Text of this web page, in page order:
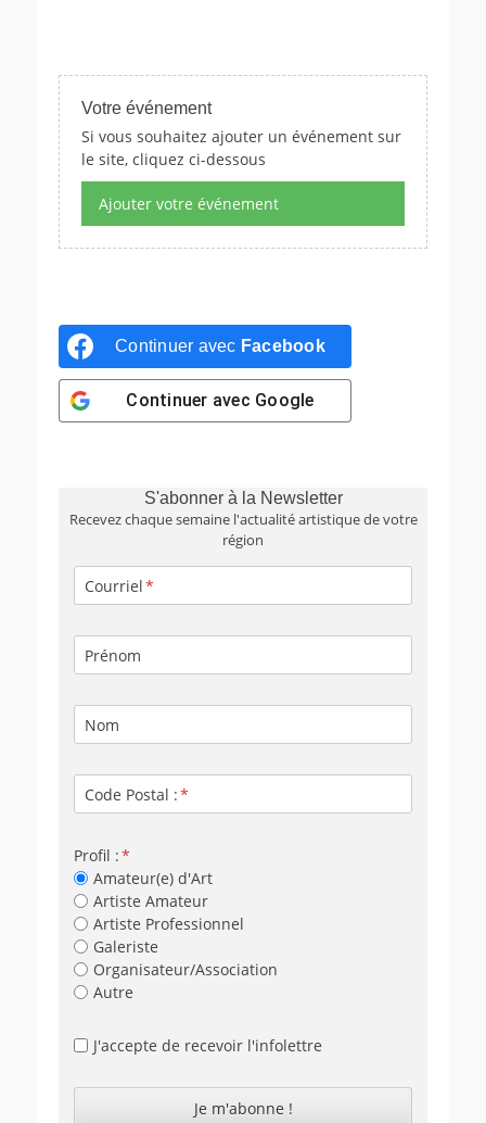
Votre événement
Si vous souhaitez ajouter un événement sur
le site, cliquez ci-dessous
Ajouter votre événement
Continuer avec Facebook
Continuer avec Google
S'abonner à la Newsletter
Recevez chaque semaine l'actualité artistique de votre
région
Courriel
Prénom
Nom
Code Postal :
Profil :
Amateur(e) d'Art
Artiste Amateur
Artiste Professionnel
Galeriste
Organisateur/Association
Autre
J'accepte de recevoir l'infolettre